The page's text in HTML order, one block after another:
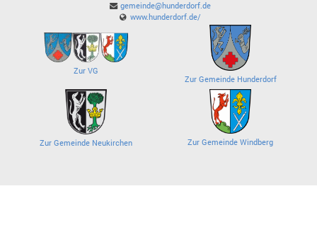
gemeinde@hunderdorf.de
www.hunderdorf.de/
Zur VG
Zur Gemeinde Hunderdorf
Zur Gemeinde Neukirchen Zur Gemeinde Windberg